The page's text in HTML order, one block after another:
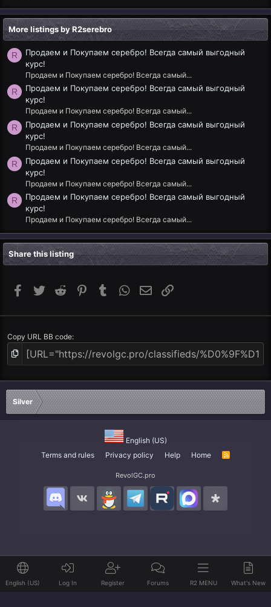
More listings by R2serebro
R
Продаем и Покупаем серебро! Всегда самый выгодный
курс!
Продаем и Покупаем серебро! Всегда самый...
R
Продаем и Покупаем серебро! Всегда самый выгодный
курс!
Продаем и Покупаем серебро! Всегда самый...
R
Продаем и Покупаем серебро! Всегда самый выгодный
курс!
Продаем и Покупаем серебро! Всегда самый...
R
Продаем и Покупаем серебро! Всегда самый выгодный
курс!
Продаем и Покупаем серебро! Всегда самый...
R
Продаем и Покупаем серебро! Всегда самый выгодный
курс!
Продаем и Покупаем серебро! Всегда самый...
Share this listing
Facebook
TwitterReddit PinterestTumblr WhatsApp
Email Link
Copy URL BB code
Silver
English (US)
Terms and rules
Privacy policy Help Home
R
RevolGC.pro
English (US) Log In Register Forums R2 MENU What's New